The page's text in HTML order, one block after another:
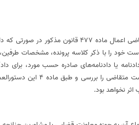
دستگاههای اجرایی و سایر اشخاص حقیقی و حقوقی متقاضی
خود را با ذکر کلاسه پرونده‌‌‌‌، مشخصات
یا دادنامه‌‌‌‌های صادره حسب مورد، برای
قضایی نیروهای مسلح ارسال
نخواهد بود.